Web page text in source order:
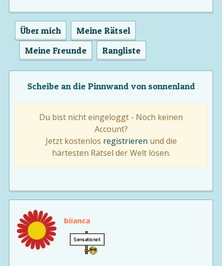
Über mich
Meine Rätsel
Meine Freunde
Rangliste
Scheibe an die Pinnwand von sonnenland
Du bist nicht eingeloggt - Noch keinen
Account?
Jetzt kostenlos registrieren und die
härtesten Rätsel der Welt lösen.
biianca